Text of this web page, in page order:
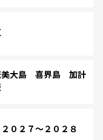
大島 喜界島 加計
２７～２０２８